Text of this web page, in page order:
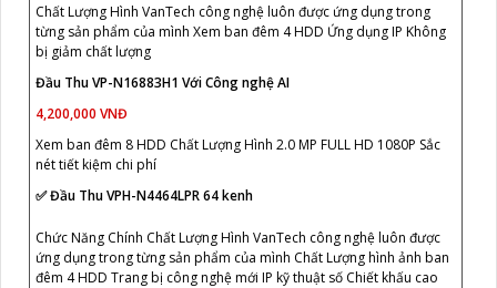
Chất Lượng Hình VanTech công nghệ luôn được ứng dụng trong
từng sản phẩm của mình Xem ban đêm 4 HDD Ứng dụng IP Không
bị giảm chất lượng
Đầu Thu VP-N16883H1 Với Công nghệ AI
4,200,000 VNĐ
Xem ban đêm 8 HDD Chất Lượng Hình 2.0 MP FULL HD 1080P Sắc
nét tiết kiệm chi phí
✅ Đầu Thu VPH-N4464LPR 64 kenh
Chức Năng Chính Chất Lượng Hình VanTech công nghệ luôn được
ứng dụng trong từng sản phẩm của mình Chất Lượng hình ảnh ban
đêm 4 HDD Trang bị công nghệ mới IP kỹ thuật số Chiết khấu cao